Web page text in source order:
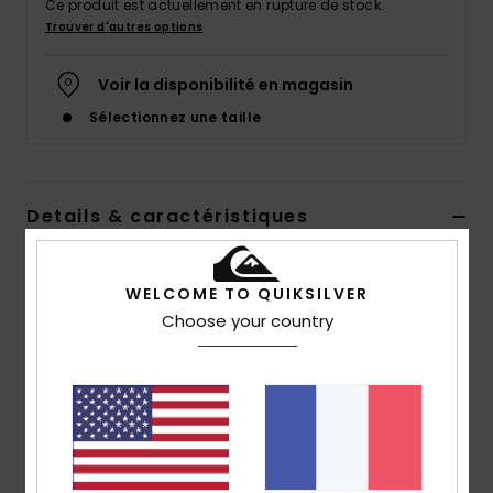
Ce produit est actuellement en rupture de stock.
Trouver d'autres options
Voir la disponibilité en magasin
Sélectionnez une taille
Details & caractéristiques
Sweat à capuche Vert Homme
AQYFT03356 Code couleur gcq0
Matière :mélange de coton et polyester
Coupe :coupe regular
Encolure :encolure à capuche
Manches :manches longues
WELCOME TO QUIKSILVER
Choose your country